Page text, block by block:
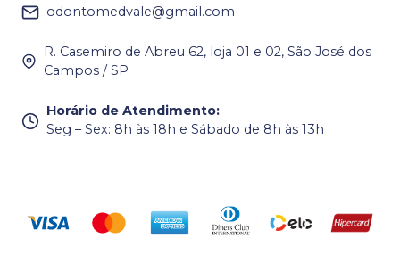
odontomedvale@gmail.com
R. Casemiro de Abreu 62, loja 01 e 02, São José dos
Campos / SP
Horário de Atendimento:
Seg – Sex: 8h às 18h e Sábado de 8h às 13h